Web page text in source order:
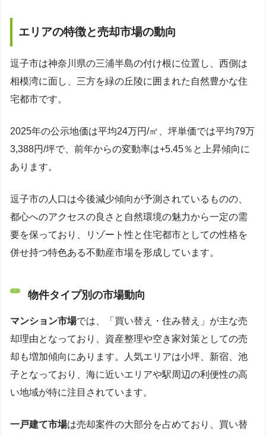
エリアの特徴と売却市場の動向
逗子市は神奈川県の三浦半島の付け根に位置し、西側は
相模湾に面し、三方を緑の丘陵に囲まれた自然豊かな住
宅都市です。
2025年の公示地価は平均24万円/㎡、坪単価では平均79万
3,388円/坪で、前年からの変動率は+5.45％と上昇傾向に
あります。
逗子市の人口は今後減少傾向が予測されているものの、
都心へのアクセスの良さと自然環境の魅力から一定の需
要を保っており、リゾート性と住宅都市としての性格を
併せ持つ特色ある不動産市場を形成しています。
物件タイプ別の市場動向
マンション市場では、「買い替え・住み替え」が主な売
却理由となっており、資産整理や空き家対策としての売
却も増加傾向にあります。人気エリアは小坪、新宿、池
子となっており、海に近いエリアや駅周辺の利便性の高
い地域が特に注目されています。
一戸建て市場は売却案件の大部分を占めており、買い替